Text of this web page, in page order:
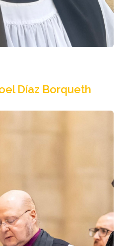
Díaz Borqueth